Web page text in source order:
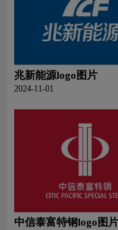
兆新能源logo图片
2024-11-01
中信泰富特钢logo图片